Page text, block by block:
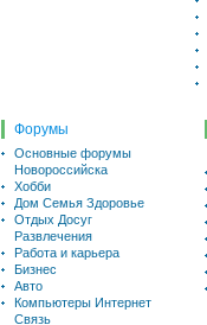
Форумы
Основные форумы
Новороссийска
Хобби
Дом Семья Здоровье
Отдых Досуг
Развлечения
Работа и карьера
Бизнес
Авто
Компьютеры Интернет
Связь